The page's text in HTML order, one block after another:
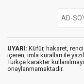
UYARI: Küfür, hakaret,
içeren, imla kuralları ile
Türkçe karakter
onaylanmamaktadır.